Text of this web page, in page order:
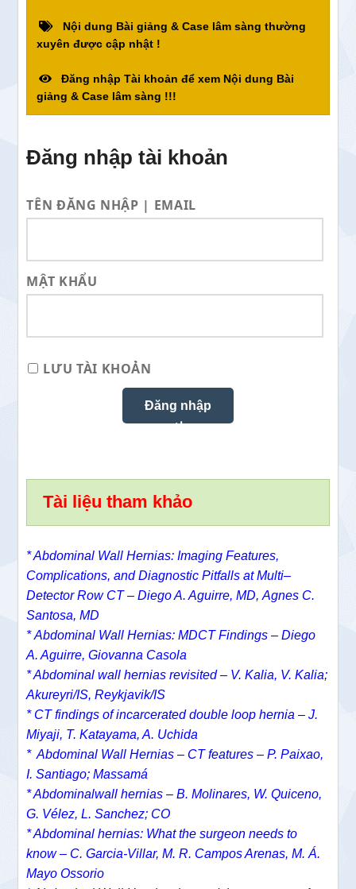
Nội dung Bài giảng & Case lâm sàng thường
xuyên được cập nhật !
Đăng nhập Tài khoản để xem Nội dung Bài
giảng & Case lâm sàng !!!
Đăng nhập tài khoản
TÊN ĐĂNG NHẬP | EMAIL
MẬT KHẨU
LƯU TÀI KHOẢN
Tài liệu tham khảo
* Abdominal Wall Hernias: Imaging Features,
Complications, and Diagnostic Pitfalls at Multi–
Detector Row CT –Diego A. Aguirre, MD,Agnes C.
Santosa, MD
*Abdominal Wall Hernias: MDCT Findings –Diego
A. Aguirre,Giovanna Casola
* Abdominal wall hernias revisited – V. Kalia, V. Kalia;
Akureyri/IS, Reykjavik/IS
* CT findings of incarcerated double loop hernia – J.
Miyaji, T. Katayama, A. Uchida
* Abdominal Wall Hernias – CT features – P. Paixao,
I. Santiago; Massamá
* Abdominalwall hernias – B. Molinares, W. Quiceno,
G. Vélez, L. Sanchez; CO
* Abdominal hernias: What the surgeon needs to
know – C. Garcia-Villar, M. R. Campos Arenas, M. Á.
Mayo Ossorio